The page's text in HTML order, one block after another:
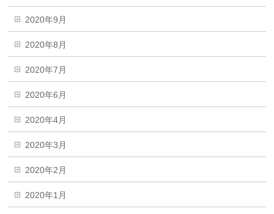
2020年9月
2020年8月
2020年7月
2020年6月
2020年4月
2020年3月
2020年2月
2020年1月